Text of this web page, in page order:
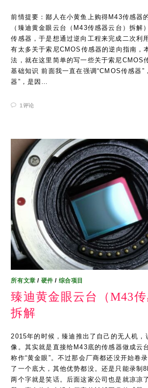
前情提要：鄙人在小黄鱼上购得M43传感器
（臻迪黄金眼云台（M43传感器云台）拆解
传感器，于是想通过逆向工程来完成二次利
有太多关于索尼CMOS传感器的逆向指南，
法，就在这里简单的写一些关于索尼CMOS
基础知识 前面我一直在强调“CMOS传感器”
器”，是因…
1评论
所有文章 / 硬件 / 综合项目
臻迪黄金眼云台（M43传
拆解
2015年的时候，臻迪推出了自己的无人机，
像。其实就是直接给M43底的传感器做成云
称作“黄金眼”。不过那会厂商都还没开始卷
了一个底大，其他优势都没。还是只能录制
两个字就是笑话。后面这家公司也是就凉凉